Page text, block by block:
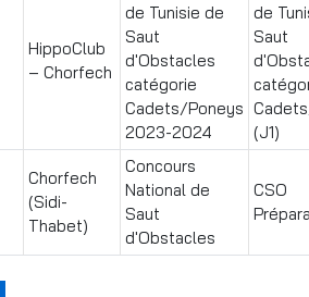
HippoClub
– Chorfech
de Tunisie de
Saut
d'Obstacles
catégorie
Cadets/Poneys
2023-2024
de
Saut
(J1)
Chorfech
(Sidi-
Thabet)
Concours
National de
Saut
d'Obstacles
CSO